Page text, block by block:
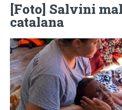
[Foto] Salvini
catalana